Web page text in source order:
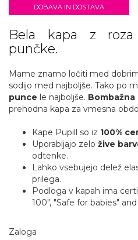
DOBAVA IN DOSTAVA
Bela kapa z
punčke.
Mame znamo ločiti med
sodijo med najboljše. Tako po
punce le najboljše. Bombažna
prehodna kapa za vmesna
Kape Pupill so iz 100%
Uporabljajo zelo žive
odtenke.
Lahko vsebujejo delež
prilega.
Podloga v kapah ima
100", "Safe for babies"
Zaloga